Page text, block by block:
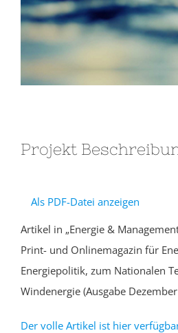
Projekt
Als PDF-Datei anzeigen
Artikel in „Energie &
Print- und Onlinemagazin für
Energiepolitik, zum Nationalen
Windenergie (Ausgabe
Der volle Artikel ist hier